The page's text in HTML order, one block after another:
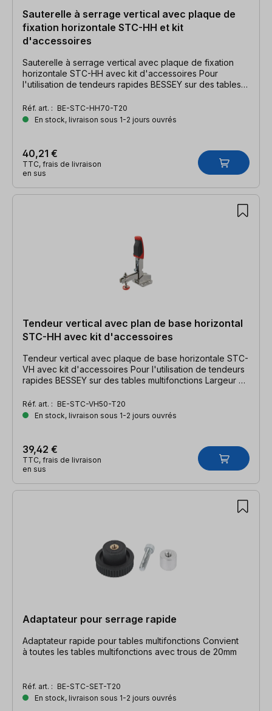
Sauterelle à serrage vertical avec plaque de
fixation horizontale STC-HH et kit
d'accessoires
Sauterelle à serrage vertical avec plaque de fixation
horizontale STC-HH avec kit d'accessoires Pour
l'utilisation de tendeurs rapides BESSEY sur des tables
serrage 2500 N.
Réf. art. : BE-STC-HH70-T20
En stock, livraison sous 1-2 jours ouvrés
40,21 €
TTC, frais de livraison
en sus
Tendeur vertical avec plan de base horizontal
STC-HH avec kit d'accessoires
Tendeur vertical avec plaque de base horizontale STC-
VH avec kit d'accessoires Pour l'utilisation de tendeurs
rapides BESSEY sur des tables multifonctions Largeur de
Réf. art. : BE-STC-VH50-T20
En stock, livraison sous 1-2 jours ouvrés
39,42 €
TTC, frais de livraison
en sus
Adaptateur pour serrage rapide
Adaptateur rapide pour tables multifonctions Convient
à toutes les tables multifonctions avec trous de 20mm
Réf. art. : BE-STC-SET-T20
En stock, livraison sous 1-2 jours ouvrés